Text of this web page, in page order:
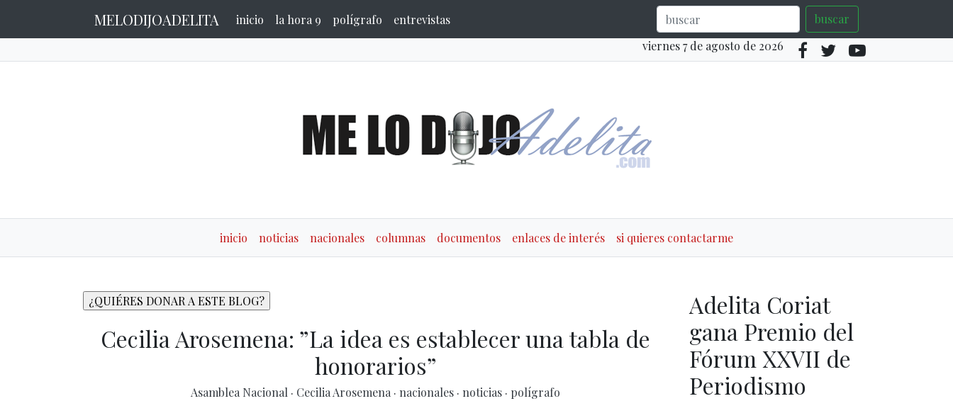
MELODIJOADELITA inicio la hora 9 polígrafo entrevistas
buscar
viernes 7 de agosto de 2026
inicio noticias nacionales columnas documentos enlaces de interés si quieres contactarme
Cecilia Arosemena: ”La idea es establecer una tabla de
honorarios”
Asamblea Nacional · Cecilia Arosemena · nacionales · noticias · polígrafo
Adelita Coriat
gana Premio del
Fórum XXVII de
Periodismo